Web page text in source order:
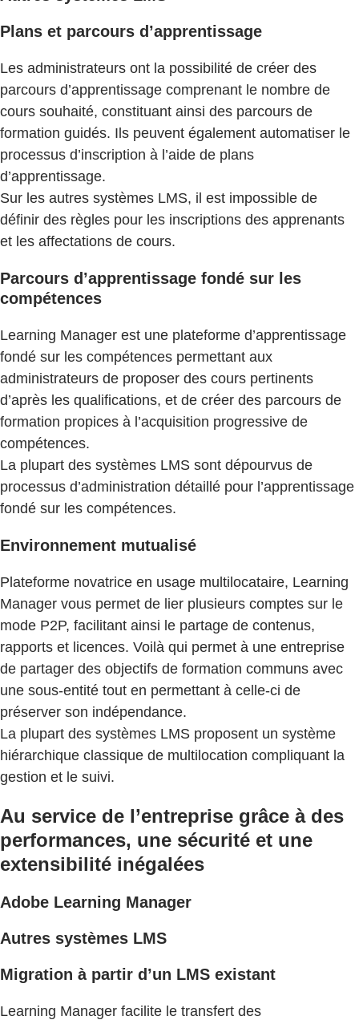
Plans et parcours d’apprentissage
Les administrateurs ont la possibilité de créer des
parcours d’apprentissage comprenant le nombre de
cours souhaité, constituant ainsi des parcours de
formation guidés. Ils peuvent également automatiser le
processus d’inscription à l’aide de plans
d’apprentissage.
Sur les autres systèmes LMS, il est impossible de
définir des règles pour les inscriptions des apprenants
et les affectations de cours.
Parcours d’apprentissage fondé sur les
compétences
Learning Manager est une plateforme d’apprentissage
fondé sur les compétences permettant aux
administrateurs de proposer des cours pertinents
d’après les qualifications, et de créer des parcours de
formation propices à l’acquisition progressive de
compétences.
La plupart des systèmes LMS sont dépourvus de
processus d’administration détaillé pour l’apprentissage
fondé sur les compétences.
Environnement mutualisé
Plateforme novatrice en usage multilocataire, Learning
Manager vous permet de lier plusieurs comptes sur le
mode P2P, facilitant ainsi le partage de contenus,
rapports et licences. Voilà qui permet à une entreprise
de partager des objectifs de formation communs avec
une sous-entité tout en permettant à celle-ci de
préserver son indépendance.
La plupart des systèmes LMS proposent un système
hiérarchique classique de multilocation compliquant la
gestion et le suivi.
Au service de l’entreprise grâce à des
performances, une sécurité et une
extensibilité inégalées
Adobe Learning Manager
Autres systèmes LMS
Migration à partir d’un LMS existant
Learning Manager facilite le transfert des